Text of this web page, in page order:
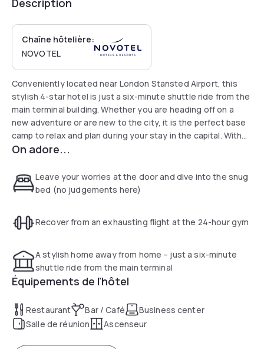
Chaîne hôtelière:
NOVOTEL
Conveniently located near London Stansted Airport, this
stylish 4-star hotel is just a six-minute shuttle ride from the
main terminal building. Whether you are heading off on a
new adventure or are new to the city, it is the perfect base
camp to relax and plan during your stay in the capital. With
spacious rooms and a dedicated business centre, as well
have a hard time thinking of an excuse to leave.
On adore...
Leave your worries at the door and dive into the snug
bed (no judgements here)
Recover from an exhausting flight at the 24-hour gym
A stylish home away from home – just a six-minute
shuttle ride from the main terminal
Équipements de l'hôtel
Restaurant Bar / Café
Business center
Salle de réunion
Ascenseur